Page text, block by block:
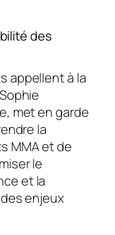
des
appellent à la
met en garde
la
MMA et de
le
et la
enjeux